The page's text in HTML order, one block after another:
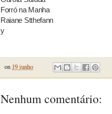
Forró na Manha
Raiane Stthefann
y
on 19 junho
Nenhum comentário: